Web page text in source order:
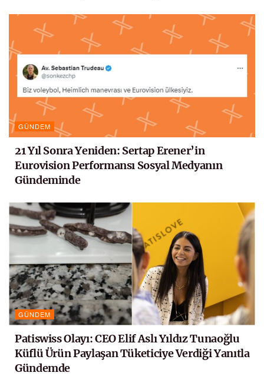
GÜNDEM
21 Yıl Sonra Yeniden: Sertap Erener’in
Eurovision Performansı Sosyal Medyanın
Gündeminde
GÜNDEM
Patiswiss Olayı: CEO Elif Aslı Yıldız Tunaoğlu
Küflü Ürün Paylaşan Tüketiciye Verdiği Yanıtla
Gündemde